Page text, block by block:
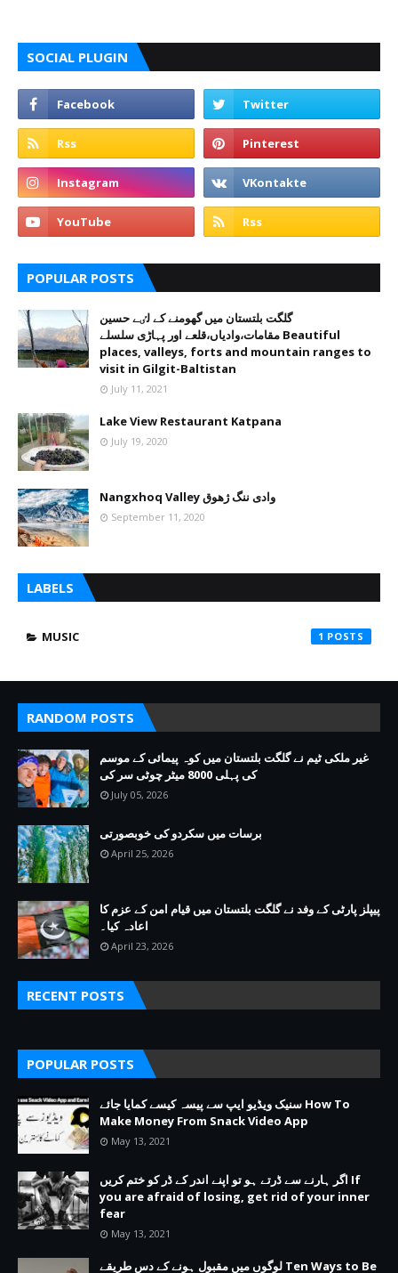
SOCIAL PLUGIN
POPULAR POSTS
گلگت بلتستان میں گھومنے کے لٸے حسین
مقامات،وادیاں،قلعے اور پہاڑی سلسلے Beautiful
places, valleys, forts and mountain ranges to
visit in Gilgit-Baltistan
July 11, 2021
Lake View Restaurant Katpana
July 19, 2020
Nangxhoq Valley وادی ننگ ژھوق
September 11, 2020
LABELS
MUSIC 1
RANDOM POSTS
غیر ملکی ٹیم نے گلگت بلتستان میں کوہ پیمائی کے موسم
کی پہلی 8000 میٹر چوٹی سر کی
July 05, 2026
برسات میں سکردو کی خوبصورتی
April 25, 2026
پیپلز پارٹی کے وفد نے گلگت بلتستان میں قیام امن کے عزم کا
اعادہ کیا۔
April 23, 2026
RECENT POSTS
POPULAR POSTS
سنیک ویڈیو ایپ سے پیسہ کیسے کمایا جائے How To
Make Money From Snack Video App
May 13, 2021
اگر ہارنے سے ڈرتے ہو تو اپنے اندر کے ڈر کو ختم کریں If
you are afraid of losing, get rid of your inner
fear
May 13, 2021
لوگوں میں مقبول ہونے کے دس طریقے Ten Ways to Be